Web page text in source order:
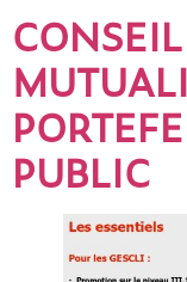
PUBLIC